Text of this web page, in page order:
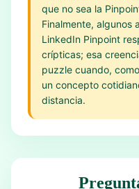
que no sea la
Finalmente, algunos
LinkedIn Pinpoint
crípticas; esa
puzzle cuando,
un concepto
distancia.